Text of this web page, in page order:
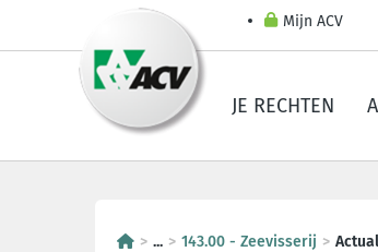
Mijn ACV
JE RECHTEN
... 143.00 - Zeevisserij